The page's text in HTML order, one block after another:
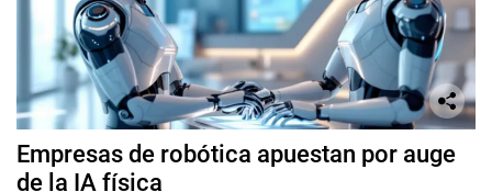
Empresas de robótica apuestan por auge
de la IA física